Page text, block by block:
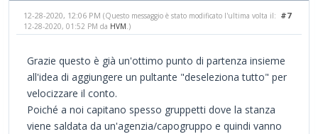
#7
12-28-2020, 12:06 PM (Questo messaggio è stato modificato l'ultima volta il:
12-28-2020, 01:52 PM da HVM.)
Grazie questo è già un'ottimo punto di partenza insieme
all'idea di aggiungere un pultante "deseleziona tutto" per
velocizzare il conto.
Poiché a noi capitano spesso gruppetti dove la stanza
viene saldata da un'agenzia/capogruppo e quindi vanno